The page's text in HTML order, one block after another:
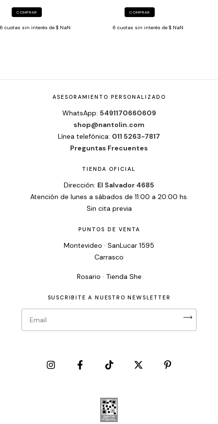
COMPRAR
6 cuotas sin interés de $ NaN
COMPRAR
6 cuotas sin interés de $ NaN
ASESORAMIENTO PERSONALIZADO
WhatsApp: 5491170660609
shop@nantolin.com
Línea telefónica: 011 5263-7817
Preguntas Frecuentes
TIENDA OFICIAL
Dirección: El Salvador 4685
Atención de lunes a sábados de 11:00 a 20:00 hs.
Sin cita previa
PUNTOS DE VENTA
Montevideo · SanLucar 1595
Carrasco
Rosario · Tienda She
SUSCRIBITE A NUESTRO NEWSLETTER